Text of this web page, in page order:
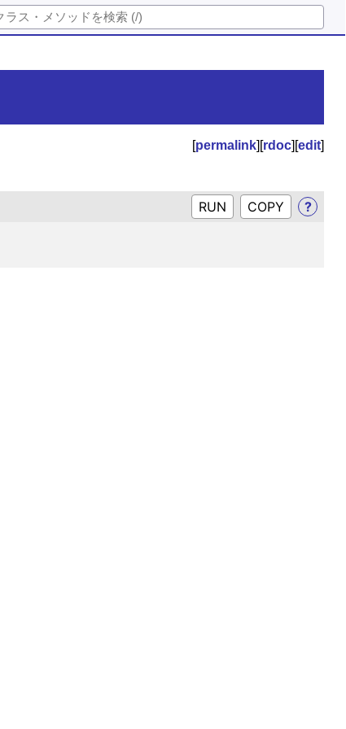
[permalink][rdoc][edit]
RUN ?